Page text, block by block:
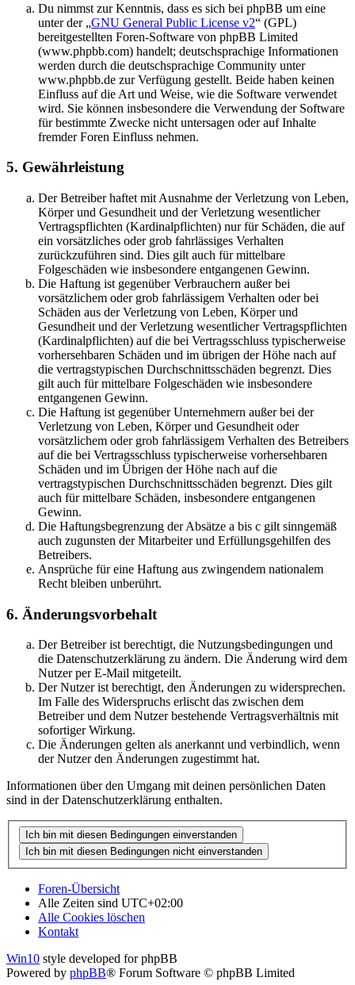
Du nimmst zur Kenntnis, dass es sich bei phpBB um eine
unter der „GNU General Public License v2“ (GPL)
bereitgestellten Foren-Software von phpBB Limited
(www.phpbb.com) handelt; deutschsprachige Informationen
werden durch die deutschsprachige Community unter
www.phpbb.de zur Verfügung gestellt. Beide haben keinen
Einfluss auf die Art und Weise, wie die Software verwendet
wird. Sie können insbesondere die Verwendung der Software
für bestimmte Zwecke nicht untersagen oder auf Inhalte
fremder Foren Einfluss nehmen.
5. Gewährleistung
Der Betreiber haftet mit Ausnahme der Verletzung von Leben,
Körper und Gesundheit und der Verletzung wesentlicher
Vertragspflichten (Kardinalpflichten) nur für Schäden, die auf
ein vorsätzliches oder grob fahrlässiges Verhalten
zurückzuführen sind. Dies gilt auch für mittelbare
Folgeschäden wie insbesondere entgangenen Gewinn.
Die Haftung ist gegenüber Verbrauchern außer bei
vorsätzlichem oder grob fahrlässigem Verhalten oder bei
Schäden aus der Verletzung von Leben, Körper und
Gesundheit und der Verletzung wesentlicher Vertragspflichten
(Kardinalpflichten) auf die bei Vertragsschluss typischerweise
vorhersehbaren Schäden und im übrigen der Höhe nach auf
die vertragstypischen Durchschnittsschäden begrenzt. Dies
gilt auch für mittelbare Folgeschäden wie insbesondere
entgangenen Gewinn.
Die Haftung ist gegenüber Unternehmern außer bei der
Verletzung von Leben, Körper und Gesundheit oder
vorsätzlichem oder grob fahrlässigem Verhalten des Betreibers
auf die bei Vertragsschluss typischerweise vorhersehbaren
Schäden und im Übrigen der Höhe nach auf die
vertragstypischen Durchschnittsschäden begrenzt. Dies gilt
auch für mittelbare Schäden, insbesondere entgangenen
Gewinn.
Die Haftungsbegrenzung der Absätze a bis c gilt sinngemäß
auch zugunsten der Mitarbeiter und Erfüllungsgehilfen des
Betreibers.
Ansprüche für eine Haftung aus zwingendem nationalem
Recht bleiben unberührt.
6. Änderungsvorbehalt
Der Betreiber ist berechtigt, die Nutzungsbedingungen und
die Datenschutzerklärung zu ändern. Die Änderung wird dem
Nutzer per E-Mail mitgeteilt.
Der Nutzer ist berechtigt, den Änderungen zu widersprechen.
Im Falle des Widerspruchs erlischt das zwischen dem
Betreiber und dem Nutzer bestehende Vertragsverhältnis mit
sofortiger Wirkung.
Die Änderungen gelten als anerkannt und verbindlich, wenn
der Nutzer den Änderungen zugestimmt hat.
Informationen über den Umgang mit deinen persönlichen Daten
sind in der Datenschutzerklärung enthalten.
Foren-Übersicht
Alle Zeiten sind UTC+02:00
Alle Cookies löschen
Kontakt
Win10 style developed for phpBB
Powered by phpBB® Forum Software © phpBB Limited